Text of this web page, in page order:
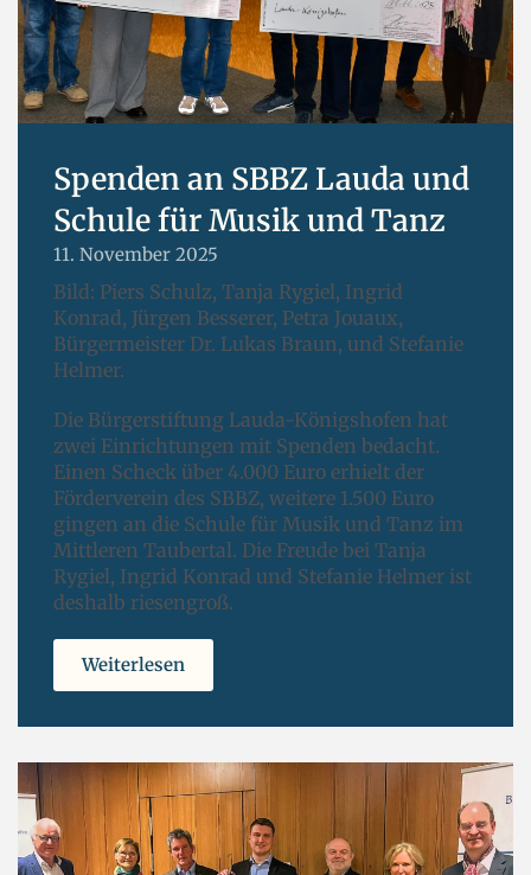
Spenden an SBBZ Lauda und
Schule für Musik und Tanz
11. November 2025
Bild: Piers Schulz, Tanja Rygiel, Ingrid
Konrad, Jürgen Besserer, Petra Jouaux,
Bürgermeister Dr. Lukas Braun, und Stefanie
Helmer.
Die Bürgerstiftung Lauda-Königshofen hat
zwei Einrichtungen mit Spenden bedacht.
Einen Scheck über 4.000 Euro erhielt der
Förderverein des SBBZ, weitere 1.500 Euro
gingen an die Schule für Musik und Tanz im
Mittleren Taubertal. Die Freude bei Tanja
Rygiel, Ingrid Konrad und Stefanie Helmer ist
deshalb riesengroß.
Weiterlesen